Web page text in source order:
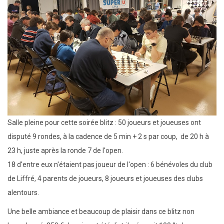
8e
open
international
de
Liffré
Salle pleine pour cette soirée blitz : 50 joueurs et joueuses ont
disputé 9 rondes, à la cadence de 5 min + 2 s par coup, de 20 h à
23 h, juste après la ronde 7 de l'open.
18 d'entre eux n'étaient pas joueur de l'open : 6 bénévoles du club
de Liffré, 4 parents de joueurs, 8 joueurs et joueuses des clubs
alentours.
Une belle ambiance et beaucoup de plaisir dans ce blitz non